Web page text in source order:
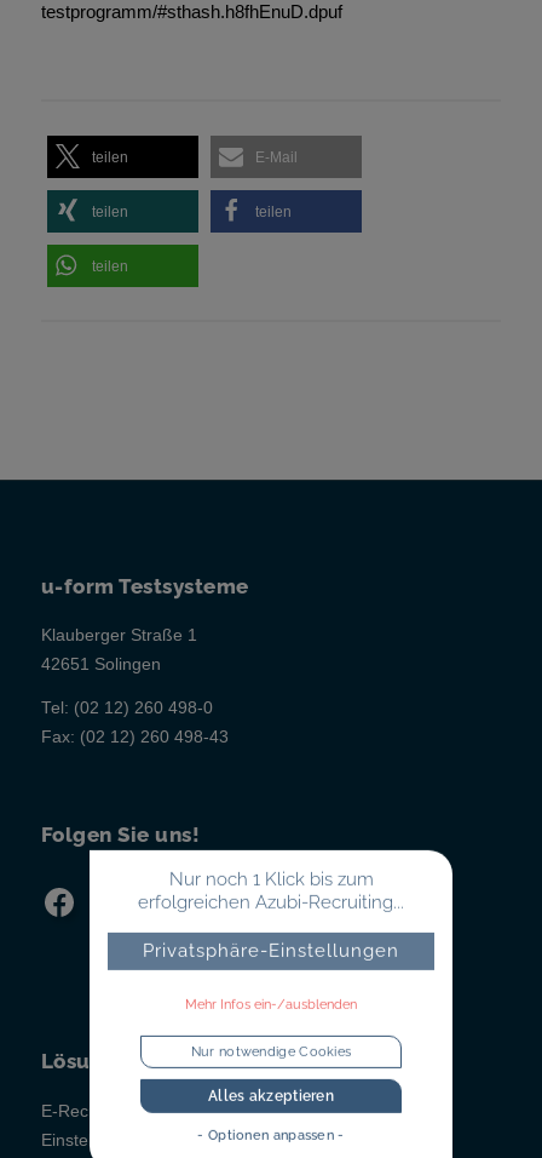
testprogramm/#sthash.h8fhEnuD.dpuf
teilen E-Mail
teilen teilen
teilen
u-form Testsysteme
Klauberger Straße 1
42651 Solingen
Tel: (02 12) 260 498-0
Fax: (02 12) 260 498-43
Folgen Sie uns!
Lösungen
E-Recruiting
Einstellungstests
Nur noch 1 Klick bis zum
erfolgreichen Azubi-Recruiting...
Privatsphäre-Einstellungen
Mehr Infos ein-/ausblenden
Nur notwendige Cookies
Alles akzeptieren
- Optionen anpassen -